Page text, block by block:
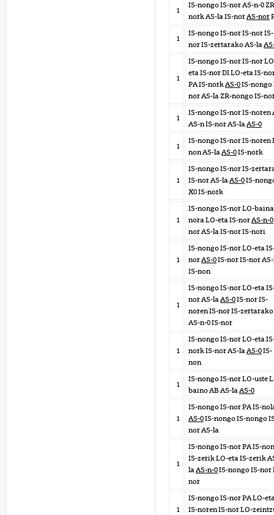
1
IS-nongo IS-nor AS-n-0
nork AS-la IS-norAS-nor
1
IS-nongo IS-nor IS-nor IS-
nor IS-zertarako AS-la
1
IS-nongo IS-nor IS-nor
eta IS-nor DI LO-eta IS-
PA IS-norkAS-0IS-nongo
nor AS-la ZR-nongo IS-
1
IS-nongo IS-nor IS-noren
AS-n IS-nor AS-laAS-0
1
IS-nongo IS-nor IS-noren
non AS-laAS-0IS-nork
1
IS-nongo IS-nor IS-
IS-nor AS-laAS-0IS-
X0 IS-nork
1
IS-nongo IS-nor LO-
nora LO-eta IS-norAS-n-0
nor AS-la IS-nor IS-nori
1
IS-nongo IS-nor LO-eta
norAS-0IS-nor IS-nor
IS-non
1
IS-nongo IS-nor LO-eta
nor AS-laAS-0IS-nor IS-
noren IS-nor IS-zertarako
AS-n-0 IS-nor
1
IS-nongo IS-nor LO-eta
nork IS-nor AS-laAS-0IS-
non
1
IS-nongo IS-nor LO-uste
baino AB AS-laAS-0
1
IS-nongo IS-nor PA IS-
AS-0IS-nongo IS-nongo
nor AS-la
1
IS-nongo IS-nor PA IS-
IS-zerik LO-eta IS-zerik
laAS-n-0IS-nongo IS-nor
nor
1
IS-nongo IS-nor PA LO-
IS-noren IS-nor LO-